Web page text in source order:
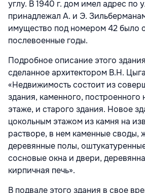
углу. В 1940 г. дом имел адрес по
принадлежал А. и Э.
имущество под номером 42 было
послевоенные годы.
Подробное описание этого
сделанное архитектором В.Н.
«Недвижимость состоит из
здания, каменного, построенного
этаже, и старого здания. Новое
цокольным этажом из камня на
растворе, в нем каменные своды,
деревянные полы,
сосновые окна и двери,
кирпичная печь».
В подвале этого здания в свое